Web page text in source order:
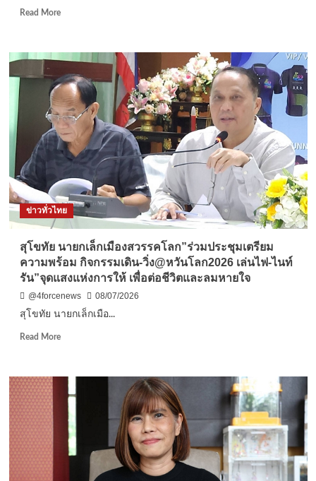
ราช
กุศล
แด่
สมเด็จ
พระ
ศรี
นคริ
นท
รม
ราช
ชนนี
Read MoreRead
ปิด
เกม
ไว
กิ้ง!
สืบ
สตม.ตะครุบ
หนุ่ม
สวีเดน
หนี
แดงinterpol
Red
noticeeอิน
โพล
กบดาน
คอน
โด
จอ
รับ
โทษ
คดี
ยา
ข่าวทั่วไทย
สุโขทัย นายกเล็กเมืองสวรรคโลก”ร่วมประชุมเตรียม
ความพร้อม กิจกรรมเดิน-วิ่ง@หวันโลก2026 เล่นไฟ-ไนท์
รัน”จุดแสงแห่งการให้ เพื่อต่อชีวิตและลมหายใจ
@4forcenews
08/07/2026
สุโขทัย นายกเล็กเมือ...
Read MoreRead
สุโขทัย
นายก
เล็ก
เมือง
สวรรคโลก”ร่วม
ประชุม
เตรียม